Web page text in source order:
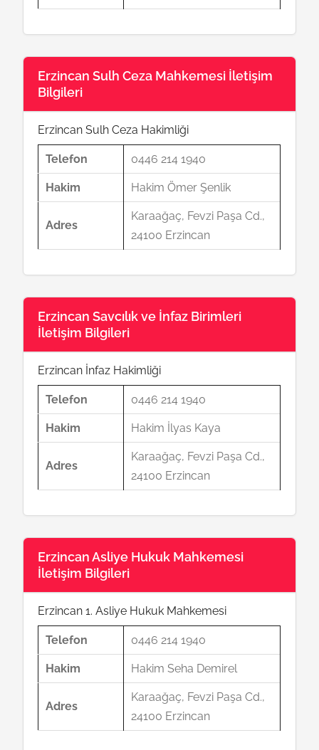
Erzincan Sulh Ceza Mahkemesi İletişim
Bilgileri
Erzincan Sulh Ceza Hakimliği
Telefon 0446 214 1940
Hakim Hakim Ömer Şenlik
Adres
Karaağaç, Fevzi Paşa Cd.,
24100 Erzincan
Erzincan Savcılık ve İnfaz Birimleri
İletişim Bilgileri
Erzincan İnfaz Hakimliği
Telefon 0446 214 1940
Hakim Hakim İlyas Kaya
Adres
Karaağaç, Fevzi Paşa Cd.,
24100 Erzincan
Erzincan Asliye Hukuk Mahkemesi
İletişim Bilgileri
Erzincan 1. Asliye Hukuk Mahkemesi
Telefon 0446 214 1940
Hakim Hakim Seha Demirel
Adres
Karaağaç, Fevzi Paşa Cd.,
24100 Erzincan